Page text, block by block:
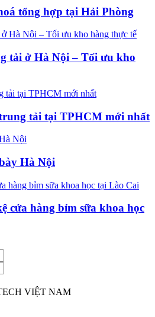
tổng hợp tại Hải Phòng
tải ở Hà Nội – Tối ưu kho
tải tại TPHCM mới nhất
Hà Nội
cửa hàng bỉm sữa khoa học
VIỆT NAM